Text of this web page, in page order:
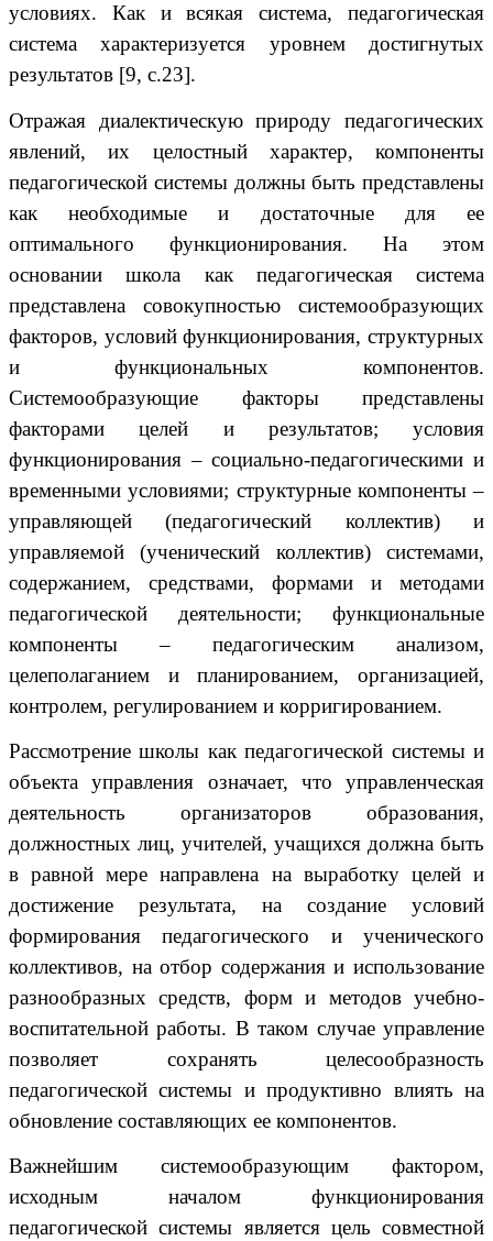
условиях. Как и всякая система, педагогическая
система характеризуется уровнем достигнутых
результатов [9, с.23].
Отражая диалектическую природу педагогических
явлений, их целостный характер, компоненты
педагогической системы должны быть представлены
как необходимые и достаточные для ее
оптимального функционирования. На этом
основании школа как педагогическая система
представлена совокупностью системообразующих
факторов, условий функционирования, структурных
и функциональных компонентов.
Системообразующие факторы представлены
факторами целей и результатов; условия
функционирования – социально-педагогическими и
временными условиями; структурные компоненты –
управляющей (педагогический коллектив) и
управляемой (ученический коллектив) системами,
содержанием, средствами, формами и методами
педагогической деятельности; функциональные
компоненты – педагогическим анализом,
целеполаганием и планированием, организацией,
контролем, регулированием и корригированием.
Рассмотрение школы как педагогической системы и
объекта управления означает, что управленческая
деятельность организаторов образования,
должностных лиц, учителей, учащихся должна быть
в равной мере направлена на выработку целей и
достижение результата, на создание условий
формирования педагогического и ученического
коллективов, на отбор содержания и использование
разнообразных средств, форм и методов учебно-
воспитательной работы. В таком случае управление
позволяет сохранять целесообразность
педагогической системы и продуктивно влиять на
обновление составляющих ее компонентов.
Важнейшим системообразующим фактором,
исходным началом функционирования
педагогической системы является цель совместной